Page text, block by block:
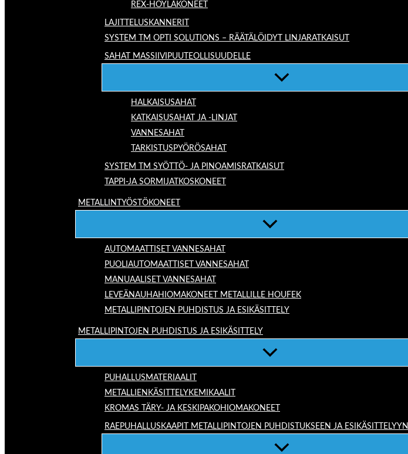
REX-HÖYLÄKONEET
LAJITTELUSKANNERIT
SYSTEM TM OPTI SOLUTIONS – RÄÄTÄLÖIDYT LINJARATKAISUT
SAHAT MASSIIVIPUUTEOLLISUUDELLE
HALKAISUSAHAT
KATKAISUSAHAT JA -LINJAT
VANNESAHAT
TARKISTUSPYÖRÖSAHAT
SYSTEM TM SYÖTTÖ- JA PINOAMISRATKAISUT
TAPPI-JA SORMIJATKOSKONEET
METALLINTYÖSTÖKONEET
AUTOMAATTISET VANNESAHAT
PUOLIAUTOMAATTISET VANNESAHAT
MANUAALISET VANNESAHAT
LEVEÄNAUHAHIOMAKONEET METALLILLE HOUFEK
METALLIPINTOJEN PUHDISTUS JA ESIKÄSITTELY
METALLIPINTOJEN PUHDISTUS JA ESIKÄSITTELY
PUHALLUSMATERIAALIT
METALLIENKÄSITTELYKEMIKAALIT
KROMAS TÄRY- JA KESKIPAKOHIOMAKONEET
RAEPUHALLUSKAAPIT METALLIPINTOJEN PUHDISTUKSEEN JA ESIKÄSITTELYYN